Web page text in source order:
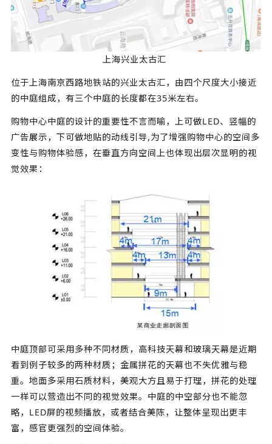
上海兴业太古汇
位于上海南京西路地铁站的兴业太古汇，由四个尺度大小接近
的中庭组成，有三个中庭的长度都在35米左右。
购物中心中庭的设计的重要性不言而喻，上可做LED、竖幅的
广告展示，下可做地贴的动线引导,为了增强购物中心的空间多
变性与购物体验感，在垂直方向空间上也体现出层次显明的视
觉效果：
中庭顶部可采用多种不同材质，高科技天幕和玻璃天幕是近期
看到例子较多的两种材质；金属拼花的天幕也不失优雅与稳
重。地面多采用石质材料，美观大方且易于打理，拼花的处理
一样可以营造出不同的视觉效果。中庭的中空部分也不能忽
略，LED屏的视频播放，或者结合美陈，让整体呈现出更丰
富，感官更强烈的空间体验。